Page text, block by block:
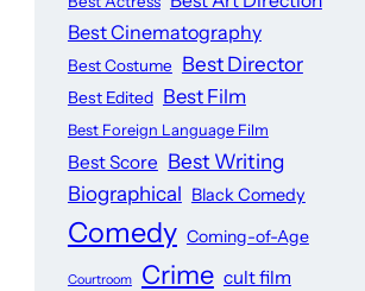
Best Cinematography
Best Costume Best Director
Best Edited Best Film
Best Foreign Language Film
Best Score Best Writing
Biographical Black Comedy
Comedy Coming-of-Age
Courtroom Crime cult film